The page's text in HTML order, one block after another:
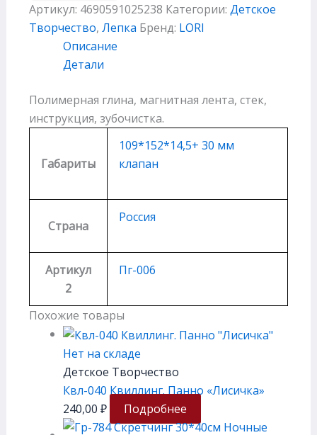
Артикул: 4690591025238 Категории: Детское
Творчество, Лепка Бренд: LORI
Описание
Детали
Полимерная глина, магнитная лента, стек,
инструкция, зубочистка.
Габариты
109*152*14,5+ 30 мм
клапан
Страна
Россия
Артикул
2
Пг-006
Похожие товары
Нет на складе
Детское Творчество
Квл-040 Квиллинг. Панно «Лисичка»
240,00 ₽ Подробнее